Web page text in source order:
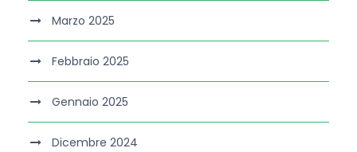
Marzo 2025
Febbraio 2025
Gennaio 2025
Dicembre 2024